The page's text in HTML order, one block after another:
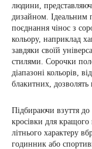
людини,
дизайном. Ідеальним
поєднання чінос з
кольору, наприклад
завдяки своїй
стилями. Сорочки
діапазоні кольорів,
блакитних, дозволять
Підбираючи взуття
кросівки для кращого
літнього характеру
годинник або